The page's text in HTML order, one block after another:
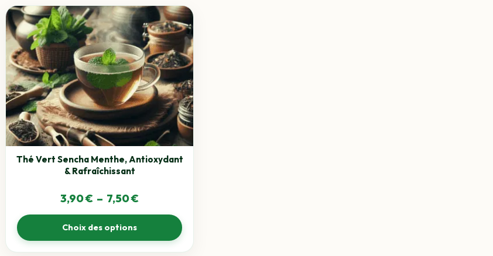
Thé Vert Sencha Menthe, Antioxydant
& Rafraîchissant
3,90€ – 7,50€Plage
de
3,90 €
Choix des options
Ce
produit
a
plusieurs
variations.
Les
options
peuvent
être
choisies
sur